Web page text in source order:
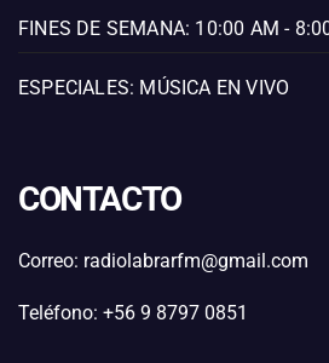
FINES DE SEMANA: 10:00 AM -
ESPECIALES: MÚSICA EN VIVO
CONTACTO
Correo: radiolabrarfm@gmail.com
Teléfono: +56 9 8797 0851